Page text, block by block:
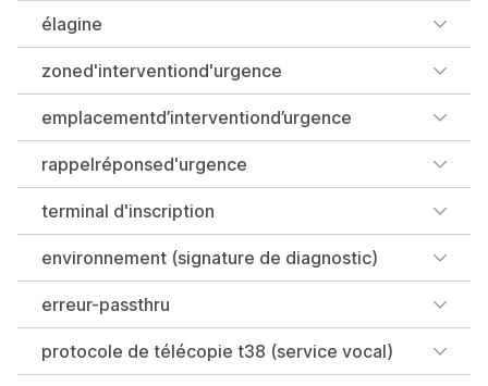
élagine
zoned'interventiond'urgence
emplacementd’interventiond’urgence
rappelréponsed'urgence
terminal d'inscription
environnement (signature de diagnostic)
erreur-passthru
protocole de télécopie t38 (service vocal)